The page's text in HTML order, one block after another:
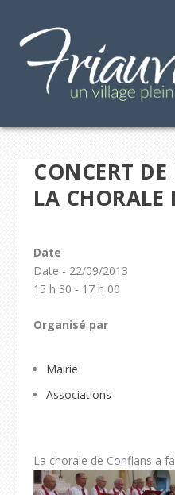
CONCERT DE
LA CHORALE
Date
Date - 22/09/2013
15 h 30 - 17 h 00
Organisé par
Mairie
Associations
La chorale de Conflans a